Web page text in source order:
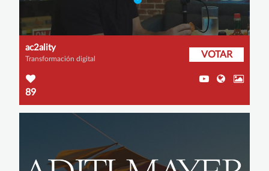
ac2ality
Transformación digital VOTAR
89